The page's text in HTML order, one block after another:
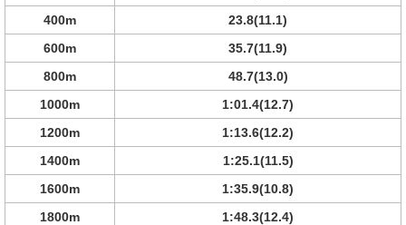
400m
23.8(11.1)
600m
35.7(11.9)
800m
48.7(13.0)
1000m
1:01.4(12.7)
1200m
1:13.6(12.2)
1400m
1:25.1(11.5)
1600m
1:35.9(10.8)
1800m
1:48.3(12.4)